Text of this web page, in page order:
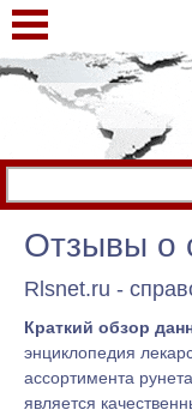
Отзывы о
Rlsnet.ru -
Краткий обзор
энциклопедия
ассортимента
является